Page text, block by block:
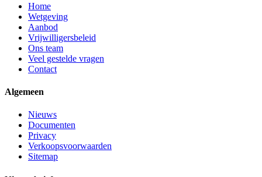
Home
Wetgeving
Aanbod
Vrijwilligersbeleid
Ons team
Veel gestelde vragen
Contact
Algemeen
Nieuws
Documenten
Privacy
Verkoopsvoorwaarden
Sitemap